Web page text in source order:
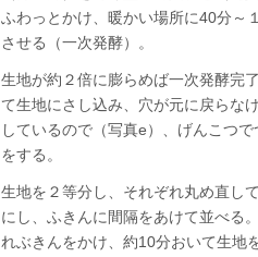
ふわっとかけ、暖かい場所に40分～
させる（一次発酵）。
生地が約２倍に膨らめば一次発酵完
て生地にさし込み、穴が元に戻らな
しているので（写真e）、げんこつ
をする。
生地を２等分し、それぞれ丸め直し
にし、ふきんに間隔をあけて並べる
れぶきんをかけ、約10分おいて生地